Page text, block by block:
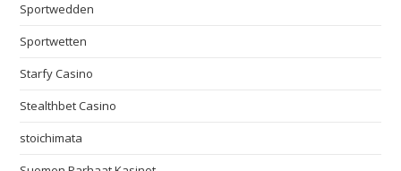
Sportwedden
Sportwetten
Starfy Casino
Stealthbet Casino
stoichimata